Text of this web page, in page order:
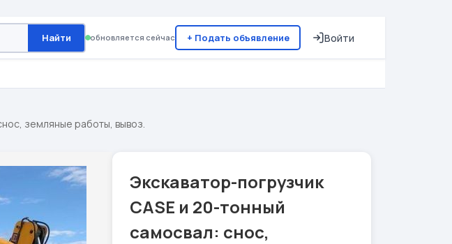
Найти обновляется сейчас + Подать объявление Войти
земляные работы, вывоз.
Экскаватор-погрузчик
CASE и 20-тонный
самосвал: снос,